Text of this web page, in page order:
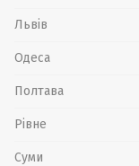
Львів
Одеса
Полтава
Рівне
Суми